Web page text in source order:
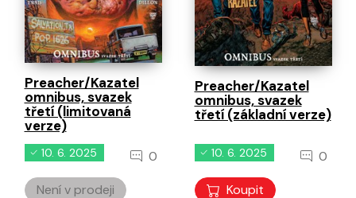
Preacher/Kazatel
omnibus, svazek
třetí (limitovaná
verze)
10. 6. 2025 0
Není v prodeji
Preacher/Kazatel
omnibus, svazek
třetí (základní verze)
10. 6. 2025 0
Koupit